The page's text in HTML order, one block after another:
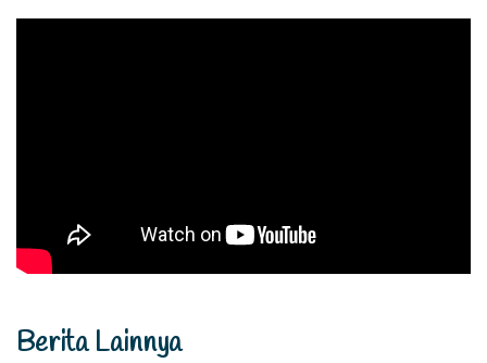
Berita Lainnya